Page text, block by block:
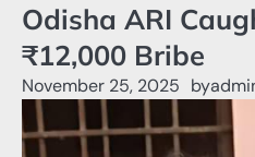
Odisha ARI
₹12,000 Bribe
November 25, 2025 by